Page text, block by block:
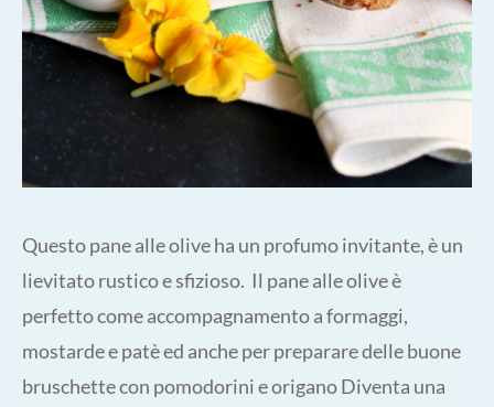
Questo pane alle olive ha un profumo invitante, è un
lievitato rustico e sfizioso. Il pane alle olive è
perfetto come accompagnamento a formaggi,
mostarde e patè ed anche per preparare delle buone
bruschette con pomodorini e origano Diventa una